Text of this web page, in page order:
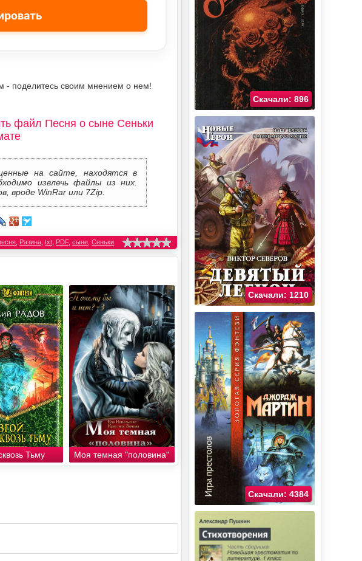
- поделитесь своим мнением о нем!
файл Песня о сыне Сеньки
на сайте, находятся в
извлечь файлы из них.
вроде WinRar или 7Zip.
Разина ,txt PDF,сыне ,Сеньки
Тьму Моя темная "половина"
Скачали: 896
Скачали: 1210
Скачали: 4384